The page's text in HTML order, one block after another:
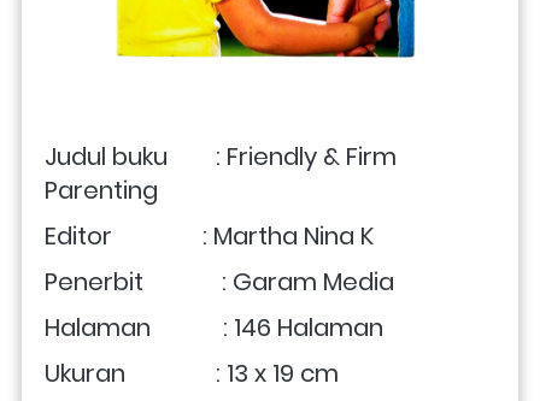
Judul buku        : Friendly & Firm
Parenting
Editor               : Martha Nina K
Penerbit             : Garam Media
Halaman            : 146 Halaman
Ukuran               : 13 x 19 cm